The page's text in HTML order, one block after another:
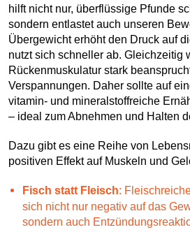
hilft nicht nur, überflüssige Pfunde
sondern entlastet auch unseren
Übergewicht erhöht den Druck auf
nutzt sich schneller ab. Gleichzeitig
Rückenmuskulatur stark
Verspannungen. Daher sollte auf
vitamin- und mineralstoffreiche
– ideal zum Abnehmen und Halten
Dazu gibt es eine Reihe von
positiven Effekt auf Muskeln und
Fisch statt Fleisch:
sich nicht nur negativ auf das
sondern auch